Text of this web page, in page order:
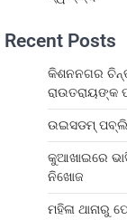
Recent Posts
କିଶନନଗର
ରାଉତରାୟଙ୍କ
ଉଇସଡମ୍
କୁଆଖାଇରେ
ନିଖୋଜ
ମହିଳା